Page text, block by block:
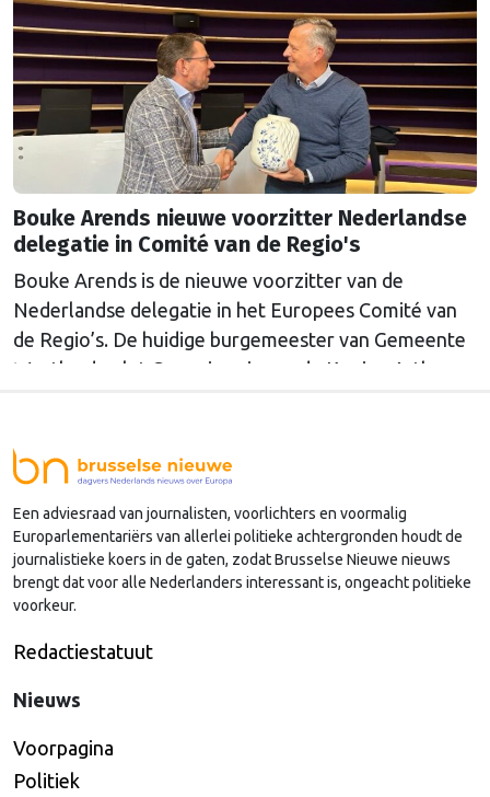
Bouke Arends nieuwe voorzitter Nederlandse
delegatie in Comité van de Regio's
Bouke Arends is de nieuwe voorzitter van de
Nederlandse delegatie in het Europees Comité van
de Regio’s. De huidige burgemeester van Gemeente
Westland volgt Commissaris van de Koning Arthur
Nederlandse regio’s behoorlijk succesvol in hun
lobby in Brussel, en dat komt vooral omdat …
Continued
Een adviesraad van journalisten, voorlichters en voormalig
Europarlementariërs van allerlei politieke achtergronden houdt de
journalistieke koers in de gaten, zodat Brusselse Nieuwe nieuws
brengt dat voor alle Nederlanders interessant is, ongeacht politieke
voorkeur.
Redactiestatuut
Nieuws
Voorpagina
Politiek